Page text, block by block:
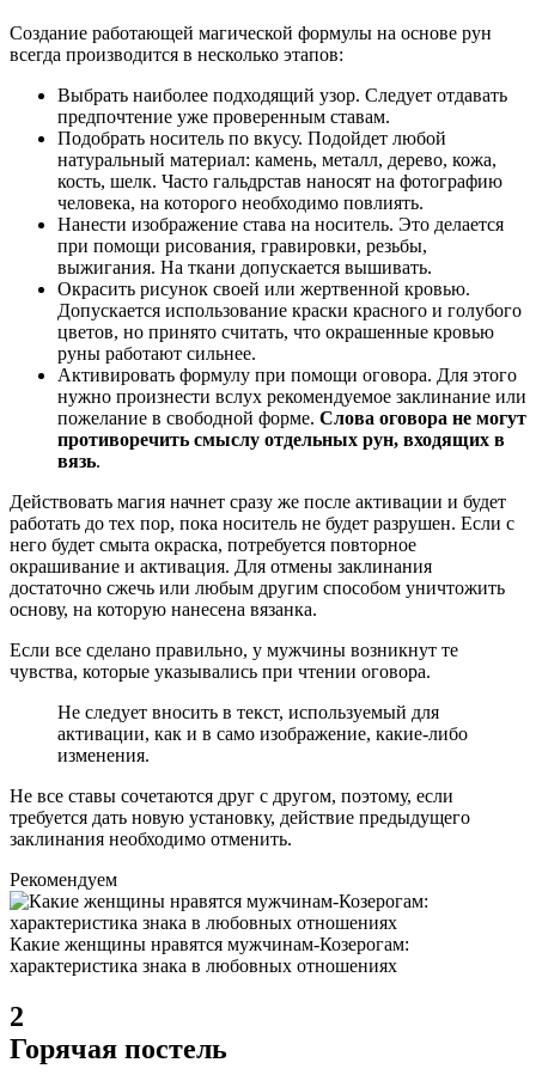
Создание работающей магической формулы на основе рун
всегда производится в несколько этапов:
Выбрать наиболее подходящий узор. Следует отдавать
предпочтение уже проверенным ставам.
Подобрать носитель по вкусу. Подойдет любой
натуральный материал: камень, металл, дерево, кожа,
кость, шелк. Часто гальдрстав наносят на фотографию
человека, на которого необходимо повлиять.
Нанести изображение става на носитель. Это делается
при помощи рисования, гравировки, резьбы,
выжигания. На ткани допускается вышивать.
Окрасить рисунок своей или жертвенной кровью.
Допускается использование краски красного и голубого
цветов, но принято считать, что окрашенные кровью
руны работают сильнее.
Активировать формулу при помощи оговора. Для этого
нужно произнести вслух рекомендуемое заклинание или
пожелание в свободной форме. Слова оговора не могут
противоречить смыслу отдельных рун, входящих в
вязь.
Действовать магия начнет сразу же после активации и будет
работать до тех пор, пока носитель не будет разрушен. Если с
него будет смыта окраска, потребуется повторное
окрашивание и активация. Для отмены заклинания
достаточно сжечь или любым другим способом уничтожить
основу, на которую нанесена вязанка.
Если все сделано правильно, у мужчины возникнут те
чувства, которые указывались при чтении оговора.
Не следует вносить в текст, используемый для
активации, как и в само изображение, какие-либо
изменения.
Не все ставы сочетаются друг с другом, поэтому, если
требуется дать новую установку, действие предыдущего
заклинания необходимо отменить.
Рекомендуем
Какие женщины нравятся мужчинам-Козерогам:
характеристика знака в любовных отношениях
2
Горячая постель